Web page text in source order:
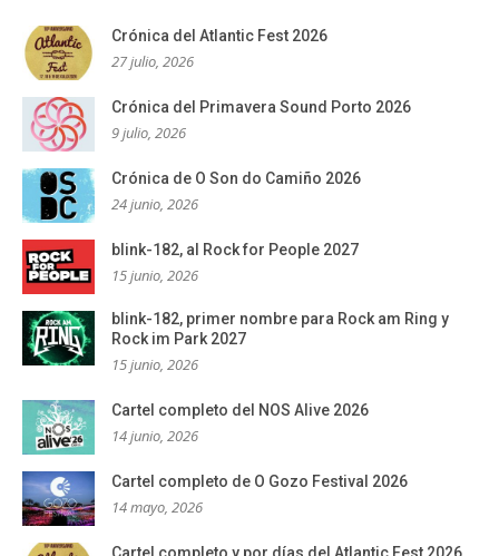
Crónica del Atlantic Fest 2026
27 julio, 2026
Crónica del Primavera Sound Porto 2026
9 julio, 2026
Crónica de O Son do Camiño 2026
24 junio, 2026
blink-182, al Rock for People 2027
15 junio, 2026
blink-182, primer nombre para Rock am Ring y
Rock im Park 2027
15 junio, 2026
Cartel completo del NOS Alive 2026
14 junio, 2026
Cartel completo de O Gozo Festival 2026
14 mayo, 2026